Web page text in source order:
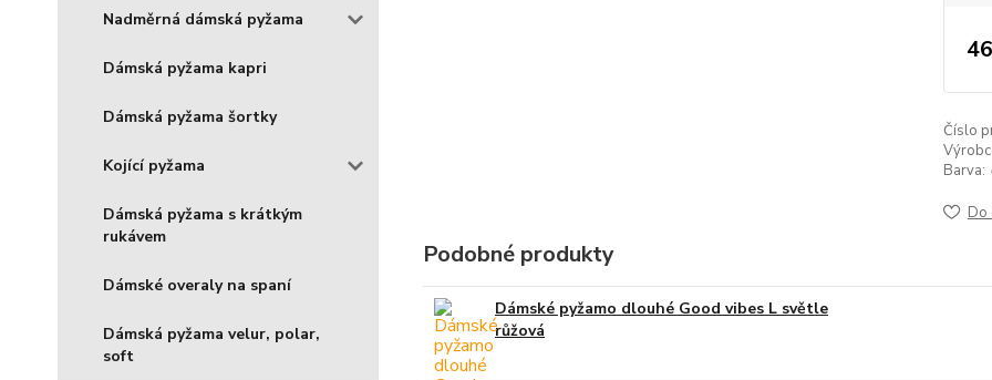
Nadměrná dámská pyžama
Dámská pyžama kapri
Dámská pyžama šortky
Kojící pyžama
Dámská pyžama s krátkým
rukávem
Dámské overaly na spaní
Dámská pyžama velur, polar,
soft
Číslo
Barva:
Do
Podobné produkty
Dámské pyžamo dlouhé Good vibes L světle
růžová